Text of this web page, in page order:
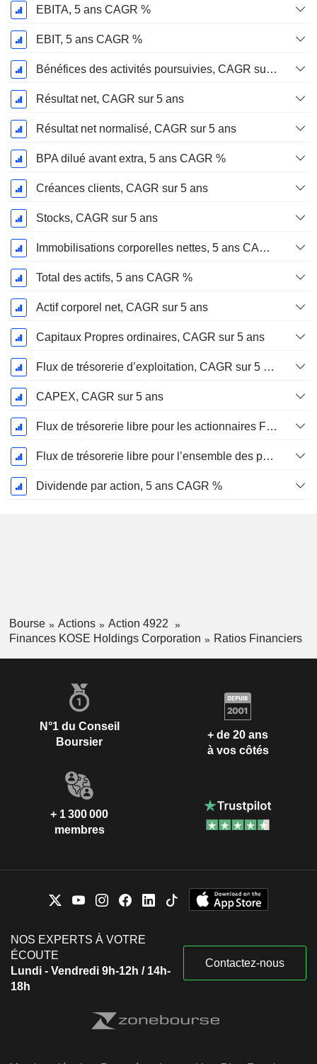
EBITA, 5 ans CAGR %
EBIT, 5 ans CAGR %
Bénéfices des activités poursuivies, CAGR sur 5 ans
Résultat net, CAGR sur 5 ans
Résultat net normalisé, CAGR sur 5 ans
BPA dilué avant extra, 5 ans CAGR %
Créances clients, CAGR sur 5 ans
Stocks, CAGR sur 5 ans
Immobilisations corporelles nettes, 5 ans CAGR %
Total des actifs, 5 ans CAGR %
Actif corporel net, CAGR sur 5 ans
Capitaux Propres ordinaires, CAGR sur 5 ans
Flux de trésorerie d’exploitation, CAGR sur 5 ans
CAPEX, CAGR sur 5 ans
Flux de trésorerie libre pour les actionnaires FCFE, CAGR sur 5 ans
Flux de trésorerie libre pour l’ensemble des pourvoyeurs de fonds (créanciers et actionnaires) FCFF, CAGR sur 5 ans
Dividende par action, 5 ans CAGR %
Bourse Actions
Action 4922
Finances KOSE Holdings Corporation
Ratios Financiers
N°1 du Conseil
Boursier
+ de 20 ans
à vos côtés
+ 1 300 000
membres
NOS EXPERTS À VOTRE
ÉCOUTE
Lundi - Vendredi 9h-12h / 14h-
18h
Contactez-nous